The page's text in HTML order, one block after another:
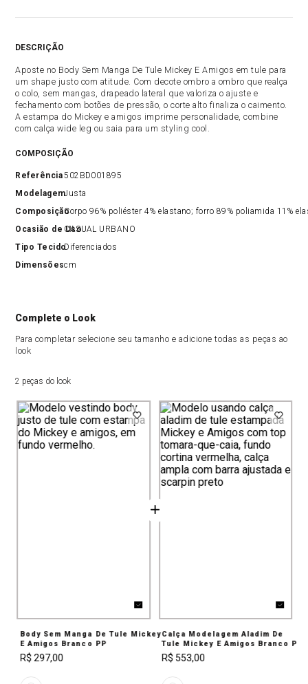
DESCRIÇÃO
Aposte no Body Sem Manga De Tule Mickey E Amigos em tule para
um shape justo com atitude. Com decote ombro a ombro que realça
o colo, sem mangas, drapeado lateral que valoriza o ajuste e
fechamento com botões de pressão, o corte alto finaliza o caimento.
A estampa do Mickey e amigos imprime personalidade, combine
com calça wide leg ou saia para um styling cool.
COMPOSIÇÃO
Referência502BD001895
ModelagemJusta
ComposiçãoCorpo 96% poliéster 4% elastano; forro 89% poliamida 11%
Ocasião de UsoCASUAL URBANO
Tipo TecidoDiferenciados
Dimensõescm
Complete o Look
Para completar selecione seu tamanho e adicione todas as peças ao
look
2 peças do look
Body Sem Manga De Tule Mickey
E Amigos Branco PP
R$ 297,00
Calça Modelagem Aladim De
Tule Mickey E Amigos Branco P
R$ 553,00